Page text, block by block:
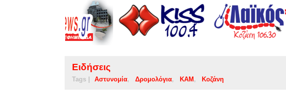
Ειδήσεις
Tags | Αστυνομία Δρομολόγια ΚΑΜ Κοζάνη